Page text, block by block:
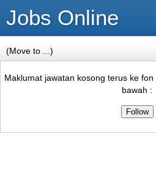
Jobs Online
Maklumat jawatan kosong terus ke
bawah :